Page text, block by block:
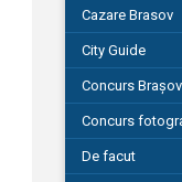
Cazare Brasov
City Guide
Concurs Brașov
Concurs
De facut